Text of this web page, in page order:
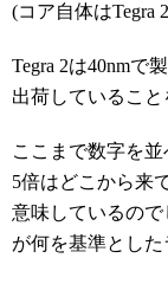
(コア自体はTegra
Tegra 2は40nmで
出荷していること
ここまで数字を
5倍はどこから来
意味しているので
が何を基準とし